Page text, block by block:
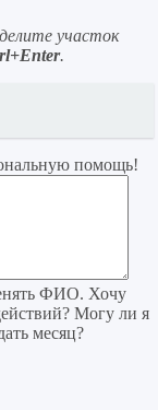
участок
.
помощь!
ФИО. Хочу
Могу ли я
месяц?